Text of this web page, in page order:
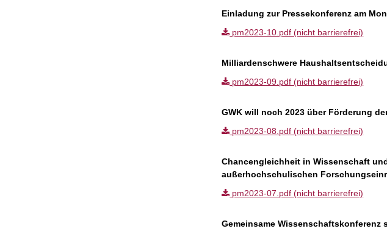
Einladung zur Pressekonferenz am
pm2023-10.pdf (nicht barrierefrei)
Milliardenschwere
pm2023-09.pdf (nicht barrierefrei)
GWK will noch 2023 über Förderung
pm2023-08.pdf (nicht barrierefrei)
Chancengleichheit in Wissenschaft
außerhochschulischen
pm2023-07.pdf (nicht barrierefrei)
Gemeinsame